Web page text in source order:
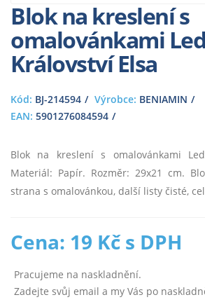
Blok na kreslení s
omalovánkami
Království Elsa
Kód: BJ-214594 Výrobce: BENIAMIN
EAN: 5901276084594
Blok na kreslení s omalovánkami
Materiál: Papír. Rozměr: 29x21 cm.
strana s omalovánkou, další listy čisté,
Cena: 19 Kč s DPH
Pracujeme na naskladnění.
Zadejte svůj email a my Vás po